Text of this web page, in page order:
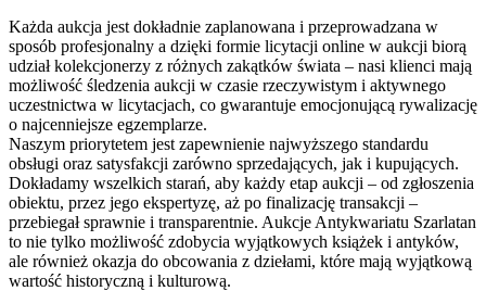
Każda aukcja jest dokładnie zaplanowana i przeprowadzana w
sposób profesjonalny a dzięki formie licytacji online w aukcji biorą
udział kolekcjonerzy z różnych zakątków świata – nasi klienci mają
możliwość śledzenia aukcji w czasie rzeczywistym i aktywnego
uczestnictwa w licytacjach, co gwarantuje emocjonującą rywalizację
o najcenniejsze egzemplarze.
Naszym priorytetem jest zapewnienie najwyższego standardu
obsługi oraz satysfakcji zarówno sprzedających, jak i kupujących.
Dokładamy wszelkich starań, aby każdy etap aukcji – od zgłoszenia
obiektu, przez jego ekspertyzę, aż po finalizację transakcji –
przebiegał sprawnie i transparentnie. Aukcje Antykwariatu Szarlatan
to nie tylko możliwość zdobycia wyjątkowych książek i antyków,
ale również okazja do obcowania z dziełami, które mają wyjątkową
wartość historyczną i kulturową.